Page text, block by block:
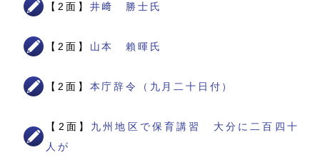
【2面】 井﨑 勝士氏
【2面】 山本 賴暉氏
【2面】 本庁辞令（九月二十日付）
【2面】 九州地区で保育講習 大分に二百四十
人が